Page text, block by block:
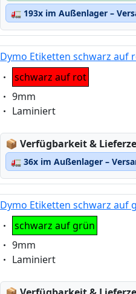
🚛 193x im Außenlager –
Dymo Etiketten schwarz auf
Eigenschaft:
schwarz auf rot
Eigenschaft:
9mm
Eigenschaft:
Laminiert
📦 Lagerstatus:
Verfügbarkeit &
🚛 36x im Außenlager –
Dymo Etiketten schwarz auf
Eigenschaft:
schwarz auf grün
Eigenschaft:
9mm
Eigenschaft:
Laminiert